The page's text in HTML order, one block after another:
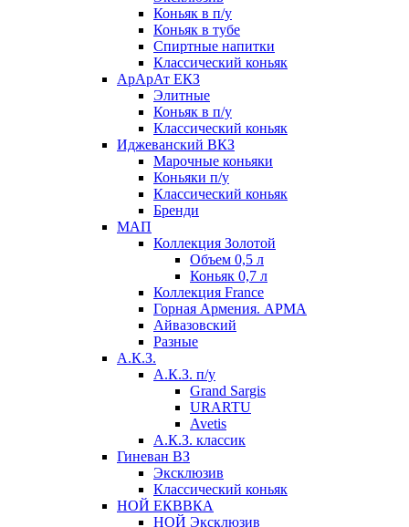
Коньяк в п/у
Коньяк в тубе
Спиртные напитки
Классический коньяк
АрАрАт ЕКЗ
Элитные
Коньяк в п/у
Классический коньяк
Иджеванский ВКЗ
Марочные коньяки
Коньяки п/у
Классический коньяк
Бренди
МАП
Коллекция Золотой
Объем 0,5 л
Коньяк 0,7 л
Коллекция France
Горная Армения. АРМА
Айвазовский
Разные
А.К.З.
А.К.З. п/у
Grand Sargis
URARTU
Avetis
А.К.З. классик
Гиневан ВЗ
Эксклюзив
Классический коньяк
НОЙ ЕКВВКА
НОЙ Эксклюзив